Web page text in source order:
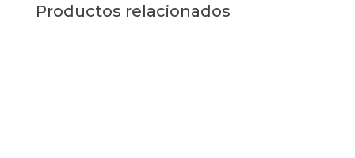
Productos relacionados